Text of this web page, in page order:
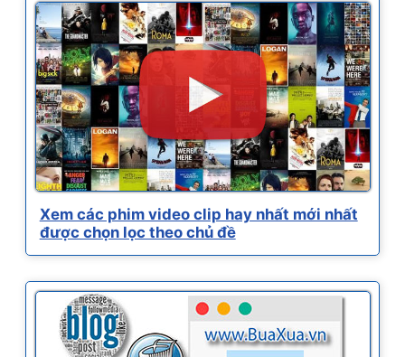
Xem các phim video clip hay nhất mới nhất
được chọn lọc theo chủ đề